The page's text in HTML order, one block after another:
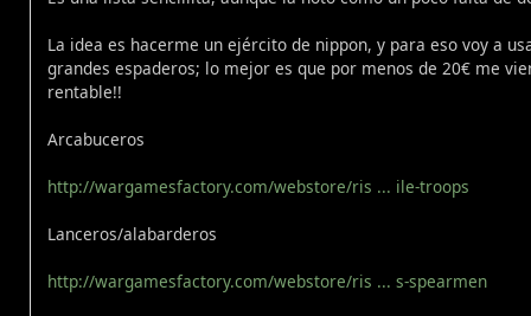
La idea es hacerme un ejército de nippon, y para eso voy a
grandes espaderos; lo mejor es que por menos de 20€ me
rentable!!
Arcabuceros
http://wargamesfactory.com/webstore/ris ... ile-troops
Lanceros/alabarderos
http://wargamesfactory.com/webstore/ris ... s-spearmen